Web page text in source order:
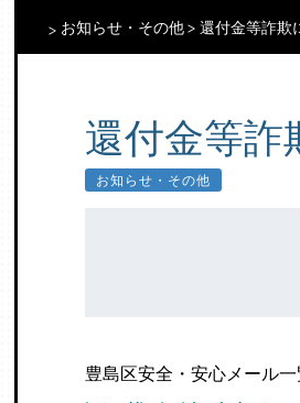
お知らせ・その他 還付金等詐欺
還付金等詐
お知らせ・その他
豊島区安全・安心メール